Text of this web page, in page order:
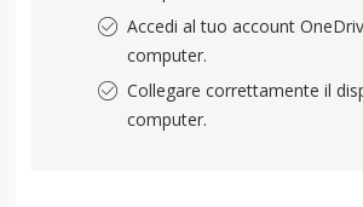
Accedi al tuo account
computer.
Collegare correttamente il
computer.